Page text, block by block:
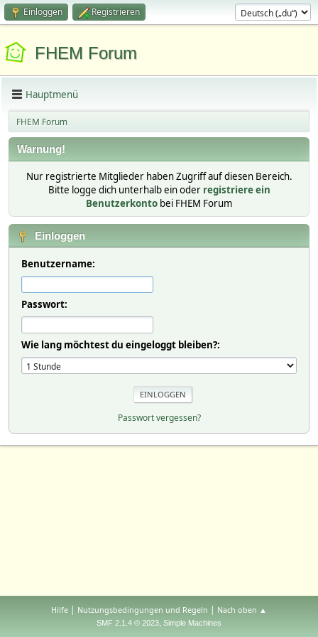
Einloggen Registrieren
FHEM Forum
Hauptmenü
FHEM Forum
Warnung!
Nur registrierte Mitglieder haben Zugriff auf diesen Bereich.
Bitte logge dich unterhalb ein oder registriere ein
Benutzerkonto bei FHEM Forum
Einloggen
Benutzername:
Passwort:
Wie lang möchtest du eingeloggt bleiben?:
Passwort vergessen?
Hilfe | Nutzungsbedingungen und Regeln | Nach oben ▲
SMF 2.1.4 © 2023, Simple Machines